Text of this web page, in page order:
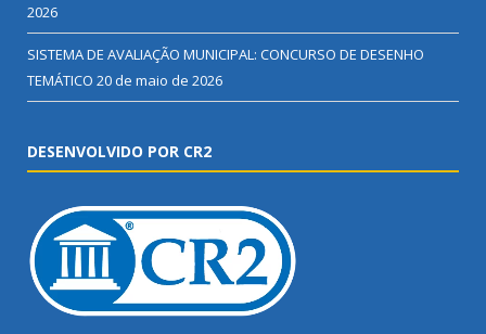
2026
SISTEMA DE AVALIAÇÃO MUNICIPAL: CONCURSO DE DESENHO
TEMÁTICO 20 de maio de 2026
DESENVOLVIDO POR CR2